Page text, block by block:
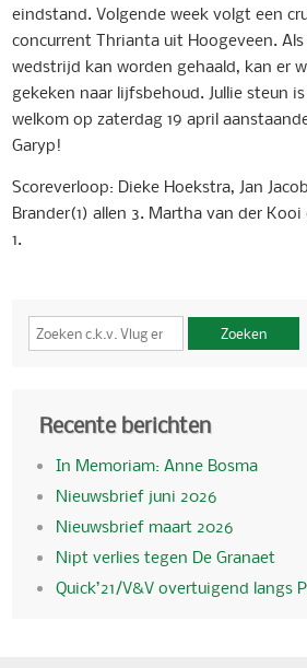
eindstand. Volgende week volgt een
concurrent Thrianta uit Hoogeveen.
wedstrijd kan worden gehaald, kan er
gekeken naar lijfsbehoud. Jullie steun
welkom op zaterdag 19 april
Garyp!
Scoreverloop: Dieke Hoekstra, Jan
Brander(1) allen 3. Martha van der
1.
Zoeken
Recente berichten
In Memoriam: Anne Bosma
Nieuwsbrief juni 2026
Nieuwsbrief maart 2026
Nipt verlies tegen De Granaet
Quick’21/V&V overtuigend langs